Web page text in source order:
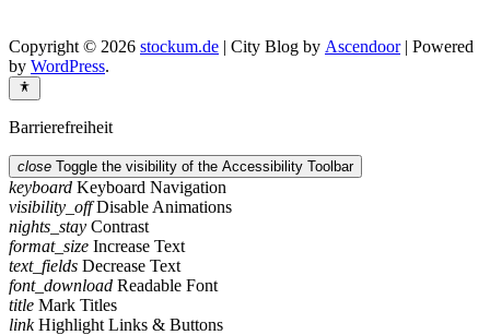
Copyright © 2026 stockum.de | City Blog by Ascendoor| Powered
by WordPress.
Barrierefreiheit
close Toggle the visibility of the Accessibility Toolbar
keyboard Keyboard Navigation
visibility_off Disable Animations
nights_stay Contrast
format_size Increase Text
text_fields Decrease Text
font_download Readable Font
title Mark Titles
link Highlight Links & Buttons